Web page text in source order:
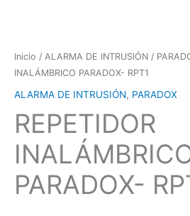
Inicio / ALARMA DE INTRUSIÓN /
INALÁMBRICO PARADOX- RPT1
ALARMA DE INTRUSIÓN, PARADOX
REPETIDOR
PARADOX-